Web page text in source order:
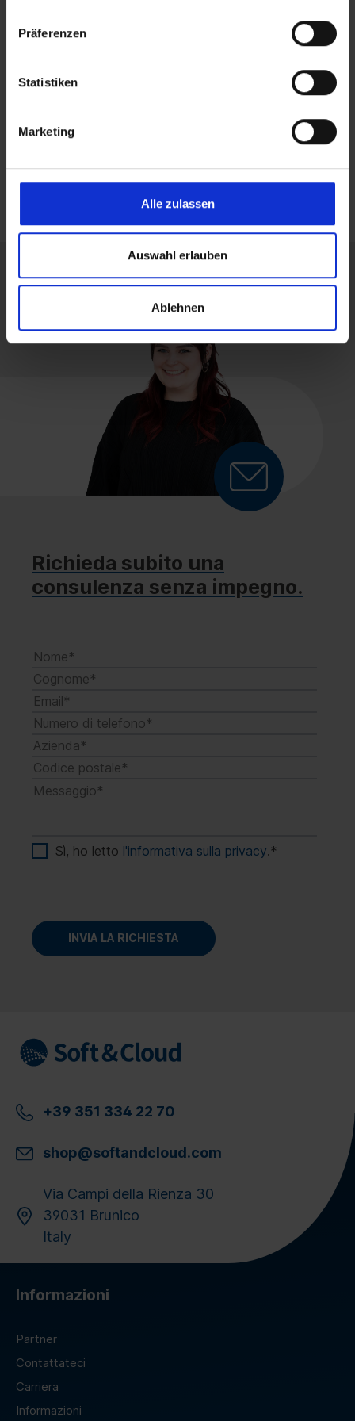
Präferenzen
Statistiken
Marketing
Alle zulassen
Auswahl erlauben
Ablehnen
Richieda subito una
consulenza senza impegno.
Sì, ho letto l'informativa sulla privacy.*
+39 351 334 22 70
shop@softandcloud.com
Via Campi della Rienza 30
39031 Brunico
Italy
Informazioni
Partner
Contattateci
Carriera
Informazioni